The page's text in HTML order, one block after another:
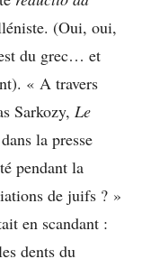
(Oui, oui,
du grec… et
« A travers
Sarkozy, Le
la presse
pendant la
de juifs ? »
en scandant :
dents du